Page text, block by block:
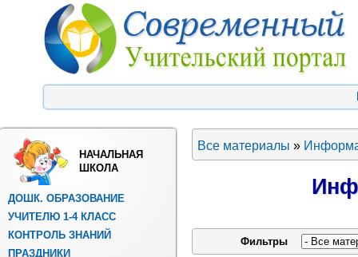
НАЧАЛЬНАЯ
ШКОЛА
ДОШК. ОБРАЗОВАНИЕ
УЧИТЕЛЮ 1-4 КЛАСС
КОНТРОЛЬ ЗНАНИЙ
ПРАЗДНИКИ
Все материалы »
Фильтры